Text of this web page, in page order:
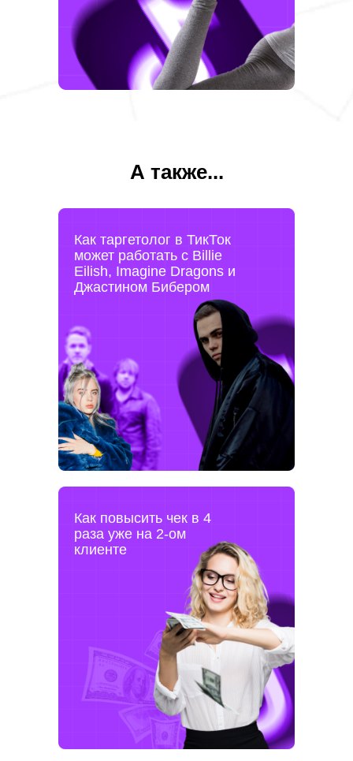
А также...
Как таргетолог в ТикТок
может работать с Billie
Eilish, Imagine Dragons и
Джастином Бибером
Как повысить чек в 4
раза уже на 2-ом
клиенте